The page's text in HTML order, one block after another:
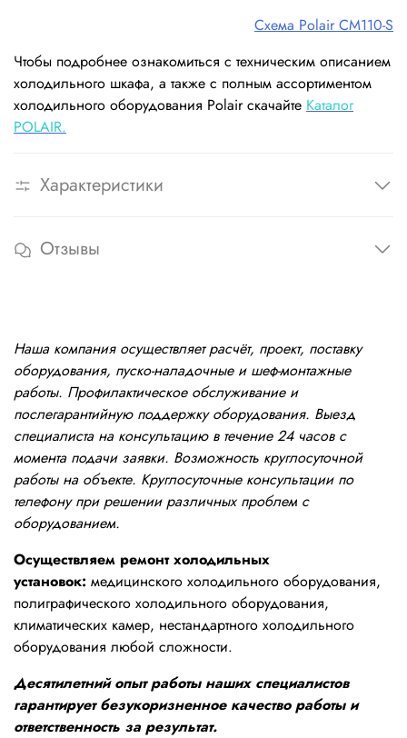
Схема Polair СM110-S
Чтобы подробнее ознакомиться с техническим описанием
холодильного шкафа, а также с полным ассортиментом
холодильного оборудования Polair скачайте Каталог
POLAIR.
Характеристики
Отзывы
Наша компания осуществляет расчёт, проект, поставку
оборудования, пуско-наладочные и шеф-монтажные
работы. Профилактическое обслуживание и
послегарантийную поддержку оборудования. Выезд
специалиста на консультацию в течение 24 часов с
момента подачи заявки. Возможность круглосуточной
работы на объекте. Круглосуточные консультации по
телефону при решении различных проблем с
оборудованием.
Осуществляем ремонт холодильных
установок: медицинского холодильного оборудования,
полиграфического холодильного оборудования,
климатических камер, нестандартного холодильного
оборудования любой сложности.
Десятилетний опыт работы наших специалистов
гарантирует безукоризненное качество работы и
ответственность за результат.